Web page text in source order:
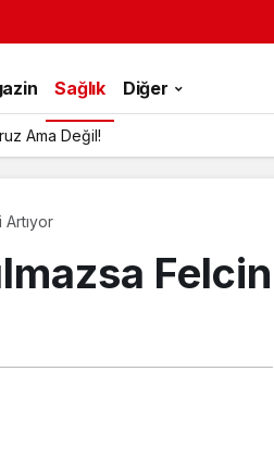
Sağlık Diğer
Ama Değil!
Artıyor
Felcin